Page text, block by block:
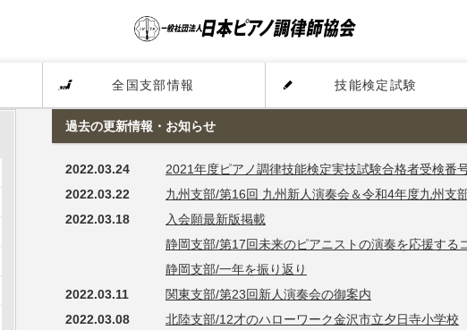
全国支部情報 技能検定試験
過去の更新情報・お知らせ
2022.03.24
2021年度ピアノ調律技能検定実技試験合格者受検番
2022.03.22
九州支部/第16回 九州新人演奏会＆令和4年度九州支
2022.03.18
入会願最新版掲載
静岡支部/第17回未来のピアニストの演奏を応援する
静岡支部/一年を振り返り
2022.03.11
関東支部/第23回新人演奏会の御案内
2022.03.08
北陸支部/12才のハローワーク金沢市立夕日寺小学校